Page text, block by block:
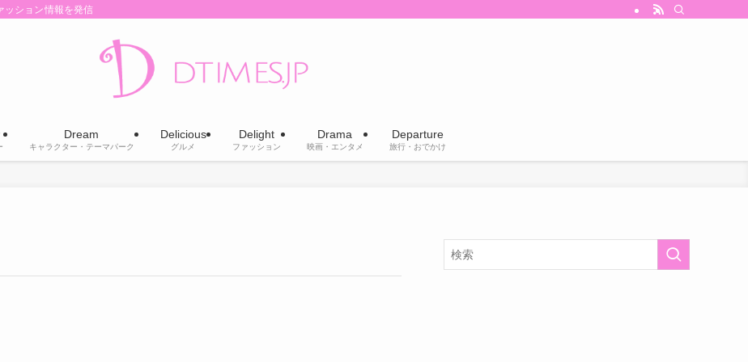
ッション情報を発信
Dream
キャラクター・テーマパーク
Delicious
グルメ
Delight
ファッション
Drama
映画・エンタメ
Departure
旅行・おでかけ